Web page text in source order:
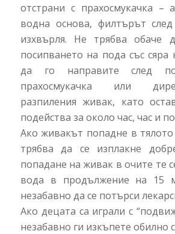
отстрани с прахосмукачка
водна основа, филтърът
изхвърля. Не трябва обаче
посипването на пода със
да го направите след
прахосмукачка или
разпиления живак, като
подейства за около час, час и
Ако живакът попадне в тялото
трябва да се изплакне
попадане на живак в очите те
вода в продължение на 15
незабавно да се потърси
Ако децата са играли с
незабавно ги изкъпете обилно